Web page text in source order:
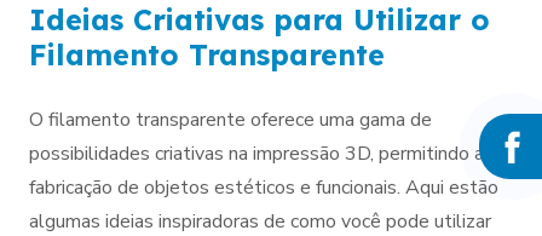
Ideias Criativas para Utilizar o
Filamento Transparente
O filamento transparente oferece uma gama de
possibilidades criativas na impressão 3D, permitindo a
fabricação de objetos estéticos e funcionais. Aqui estão
algumas ideias inspiradoras de como você pode utilizar